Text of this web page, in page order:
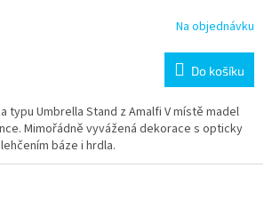
R
M
Na objednávku
Do košíku
typu Umbrella Stand z Amalfi V místě madel
Mimořádně vyvážená dekorace s opticky
báze i hrdla.